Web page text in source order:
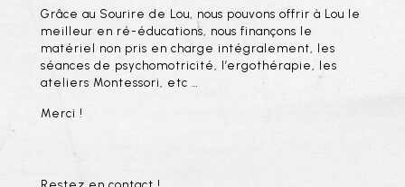
Grâce au Sourire de Lou, nous pouvons offrir à Lou le
meilleur en ré-éducations, nous finançons le
matériel non pris en charge intégralement, les
séances de psychomotricité, l’ergothérapie, les
ateliers Montessori, etc …
Merci !